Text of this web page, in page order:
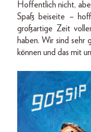
Hoffentlich nicht,
Spaß beiseite –
großartige Zeit
haben. Wir sind sehr
können und das mit